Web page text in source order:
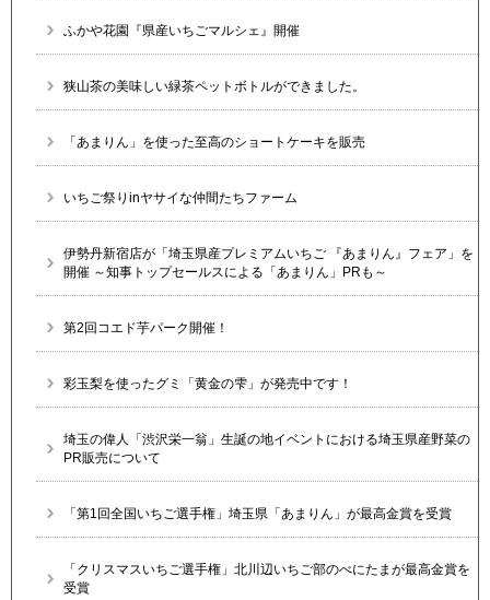
ふかや花園『県産いちごマルシェ』開催
狭山茶の美味しい緑茶ペットボトルができました。
「あまりん」を使った至高のショートケーキを販売
いちご祭りinヤサイな仲間たちファーム
伊勢丹新宿店が「埼玉県産プレミアムいちご 『あまりん』フェア」を
開催 ～知事トップセールスによる「あまりん」PRも～
第2回コエド芋パーク開催！
彩玉梨を使ったグミ「黄金の雫」が発売中です！
埼玉の偉人「渋沢栄一翁」生誕の地イベントにおける埼玉県産野菜の
PR販売について
「第1回全国いちご選手権」埼玉県「あまりん」が最高金賞を受賞
「クリスマスいちご選手権」北川辺いちご部のべにたまが最高金賞を
受賞